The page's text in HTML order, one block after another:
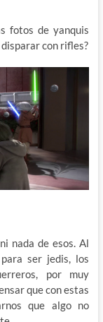
fotos de yanquis
con rifles?
nada de esos. Al
ser jedis, los
por muy
que con estas
que algo no